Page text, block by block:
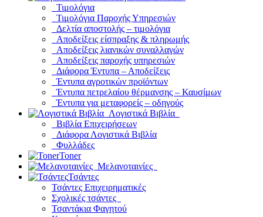
Τιμολόγια
Τιμολόγια Παροχής Υπηρεσιών
Δελτία αποστολής – τιμολόγια
Αποδείξεις είσπραξης & πληρωμής
Αποδείξεις λιανικών συναλλαγών
Αποδείξεις παροχής υπηρεσιών
Διάφορα Έντυπα – Αποδείξεις
Έντυπα αγροτικών προϊόντων
Έντυπα πετρελαίου θέρμανσης – Καυσίμων
Έντυπα για μεταφορείς – οδηγούς
Λογιστικά Βιβλία
Βιβλία Επιχειρήσεων
Διάφορα Λογιστικά Βιβλία
Φυλλάδες
Toner
Μελανοταινίες
Τσάντες
Τσάντες Επιχειρηματικές
Σχολικές τσάντες
Τσαντάκια Φαγητού